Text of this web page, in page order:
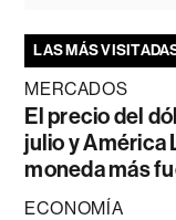
LAS MÁS
MERCADOS
El precio del
julio y América
moneda más
ECONOMÍA